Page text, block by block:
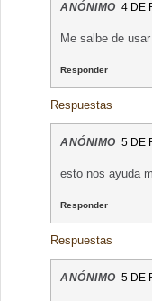
ANÓNIMO 4 DE
Me salbe de
Responder
Respuestas
ANÓNIMO 5 DE
esto nos ayuda
Responder
Respuestas
ANÓNIMO 5 DE